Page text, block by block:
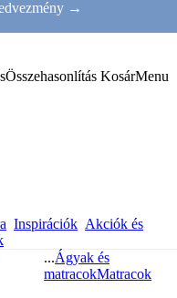
→
Összehasonlítás KosárMenu
Inspirációk Akciók és
...Ágyak és
matracokMatracok